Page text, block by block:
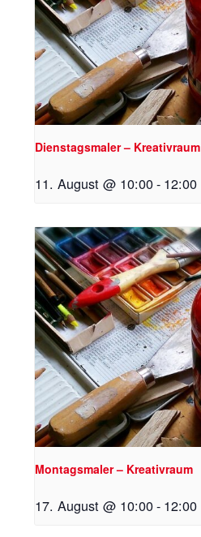
Dienstagsmaler – Kreativraum
11. August @ 10:00- 12:00
Montagsmaler – Kreativraum
17. August @ 10:00- 12:00